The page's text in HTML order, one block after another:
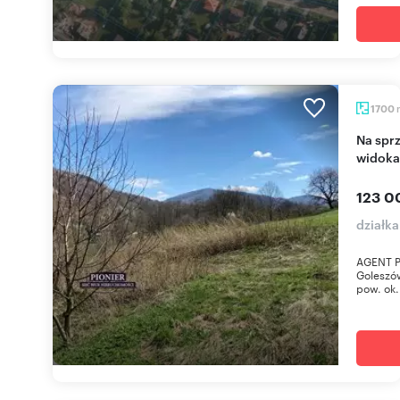
1700
Na sprzedaż działka budowlana 1700 m² z
123
AGENT
pow.